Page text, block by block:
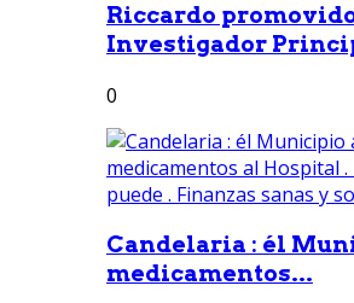
Riccardo
Investigador
0
Candelaria : él
medicamentos...